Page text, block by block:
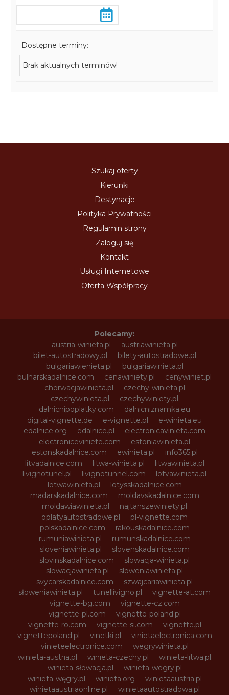
Dostępne terminy:
Brak aktualnych terminów!
Szukaj oferty
Kierunki
Destynacje
Polityka Prywatności
Regulamin strony
Zaloguj się
Kontakt
Usługi Internetowe
Oferta Współpracy
Polecamy:
austria-winieta.pl
austriawinieta.pl
bilet-autostradowy.pl
bilety-autostradowe.pl
bulgariawienieta.pl
bulgariawinieta.pl
bulharskadalnice.com
cenawiniety.pl
cenywiniet.pl
chorwacjawinieta.pl
czechy-winieta.pl
czechywinieta.pl
czechywiniety.pl
dalnicnipoplatky.com
dalnicniznamka.eu
digital-vignette.de
e-vignette.pl
e-winieta.eu
edalnice.org
edalnice.pl
electronicavinieta.com
electroniceviniete.com
estoniawinieta.pl
estonskadalnice.com
ewinieta.pl
info365.pl
litvadalnice.com
litwa-winieta.pl
litwawinieta.pl
livignotunel.pl
livignotunnel.com
lotvawinieta.pl
lotwawinieta.pl
lotysskadalnice.com
madarskadalnice.com
moldavskadalnice.com
moldawiawinieta.pl
najtanszewiniety.pl
oplatyautostradowe.pl
pl-vignette.com
polskadalnice.com
rakouskadalnice.com
rumuniawinieta.pl
rumunskadalnice.com
sloveniawinieta.pl
slovenskadalnice.com
slovinskadalnice.com
slowacja-winieta.pl
slowacjawinieta.pl
sloweniawinieta.pl
svycarskadalnice.com
szwajcariawinieta.pl
słoweniawinieta.pl
tunellivigno.pl
vignette-at.com
vignette-bg.com
vignette-cz.com
vignette-pl.com
vignette-poland.pl
vignette-ro.com
vignette-si.com
vignette.pl
vignettepoland.pl
vinetki.pl
vinietaelectronica.com
vinieteelectronice.com
wegrywinieta.pl
winieta-austria.pl
winieta-czechy.pl
winieta-litwa.pl
winieta-słowacja.pl
winieta-wegry.pl
winieta-węgry.pl
winieta.org
winietaaustria.pl
winietaaustriaonline.pl
winietaautostradowa.pl